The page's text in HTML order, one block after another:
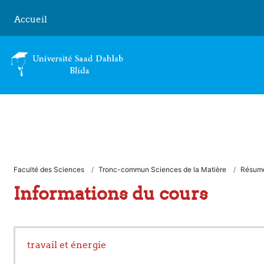
Accueil
Faculté des Sciences Tronc-commun Sciences de la Matière
Informations du cours
travail et énergie